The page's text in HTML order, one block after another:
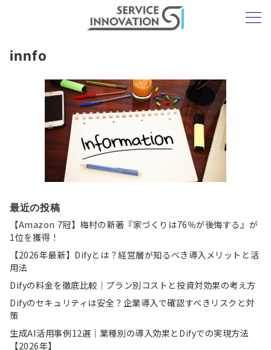
innfo
最近の投稿
【Amazon 7冠】梅村の新著『家づくりは76％が後悔する』が
1位を獲得！
【2026年最新】Difyとは？経営層が知るべき導入メリットと活
用法
Difyの料金を徹底比較｜プラン別コストと投資対効果の考え方
Difyのセキュリティは安全？企業導入で確認すべきリスクと対
策
生成AI活用事例12選｜業種別の導入効果とDifyでの実現方法
【2026年】